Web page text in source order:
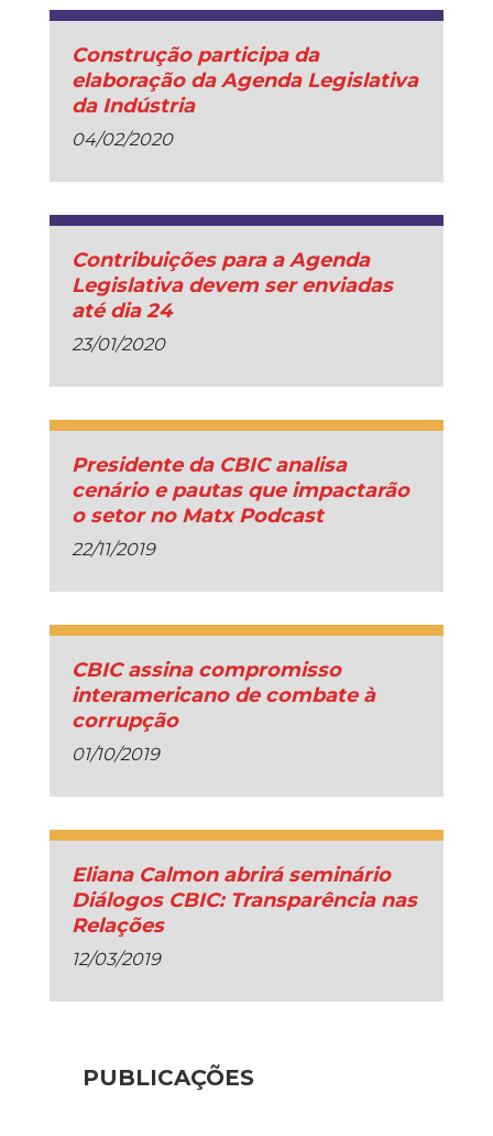
Construção participa da
elaboração da Agenda Legislativa
da Indústria
04/02/2020
Contribuições para a Agenda
Legislativa devem ser enviadas
até dia 24
23/01/2020
Presidente da CBIC analisa
cenário e pautas que impactarão
o setor no Matx Podcast
22/11/2019
CBIC assina compromisso
interamericano de combate à
corrupção
01/10/2019
Eliana Calmon abrirá seminário
Diálogos CBIC: Transparência nas
Relações
12/03/2019
PUBLICAÇÕES